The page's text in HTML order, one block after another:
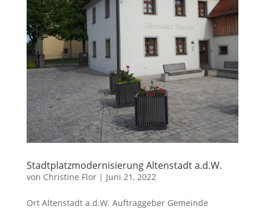
Stadtplatzmodernisierung Altenstadt a.d.W.
von Christine Flor| Juni 21, 2022
Ort Altenstadt a.d.W. Auftraggeber Gemeinde